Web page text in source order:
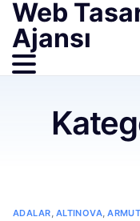
Web
Ajansı
ADALAR, ALTINOVA,